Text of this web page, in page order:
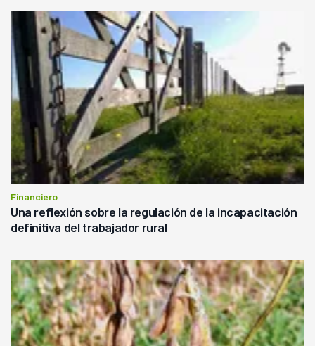
Financiero
Una reflexión sobre la regulación de la incapacitación
definitiva del trabajador rural